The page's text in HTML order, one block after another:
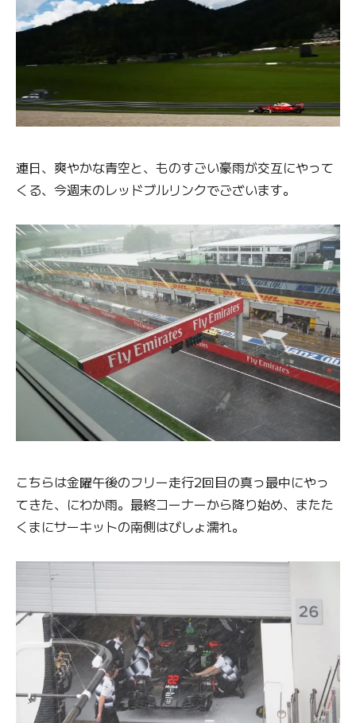
連日、爽やかな青空と、ものすごい豪雨が交互にやって
くる、今週末のレッドブルリンクでございます。
こちらは金曜午後のフリー走行2回目の真っ最中にやっ
てきた、にわか雨。最終コーナーから降り始め、またた
くまにサーキットの南側はびしょ濡れ。